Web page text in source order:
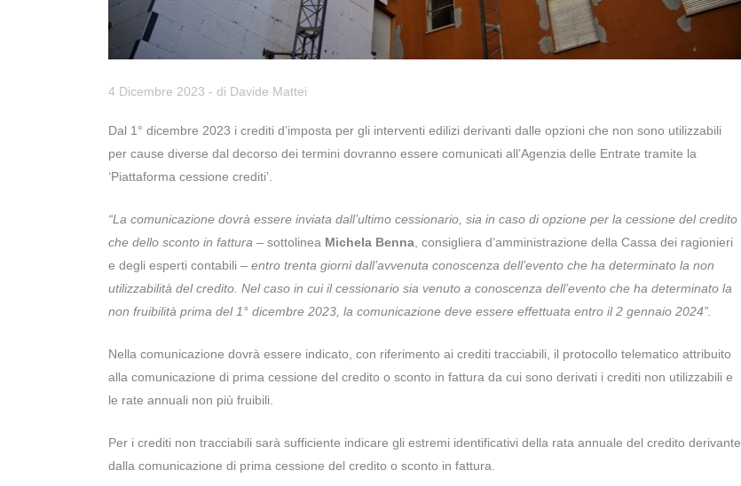
4 Dicembre 2023 - di Davide Mattei
Dal 1° dicembre 2023 i crediti d’imposta per gli interventi edilizi derivanti dalle opzioni che non sono utilizzabili
per cause diverse dal decorso dei termini dovranno essere comunicati all’Agenzia delle Entrate tramite la
‘Piattaforma cessione crediti’.
“La comunicazione dovrà essere inviata dall’ultimo cessionario, sia in caso di opzione per la cessione del credito
che dello sconto in fattura – sottolinea Michela Benna , consigliera d’amministrazione della Cassa dei ragionieri
e degli esperti contabili – entro trenta giorni dall’avvenuta conoscenza dell’evento che ha determinato la non
utilizzabilità del credito. Nel caso in cui il cessionario sia venuto a conoscenza dell’evento che ha determinato la
non fruibilità prima del 1° dicembre 2023, la comunicazione deve essere effettuata entro il 2 gennaio 2024”.
Nella comunicazione dovrà essere indicato, con riferimento ai crediti tracciabili, il protocollo telematico attribuito
alla comunicazione di prima cessione del credito o sconto in fattura da cui sono derivati i crediti non utilizzabili e
le rate annuali non più fruibili.
Per i crediti non tracciabili sarà sufficiente indicare gli estremi identificativi della rata annuale del credito derivante
dalla comunicazione di prima cessione del credito o sconto in fattura.